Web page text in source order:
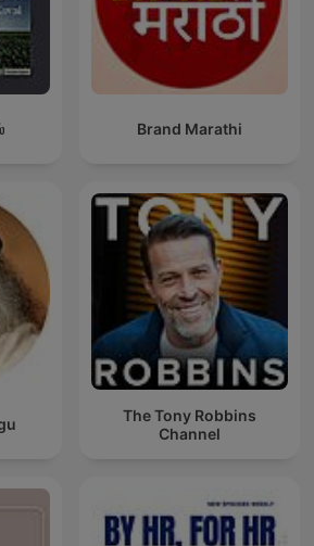
Brand Marathi
The Tony Robbins
Channel